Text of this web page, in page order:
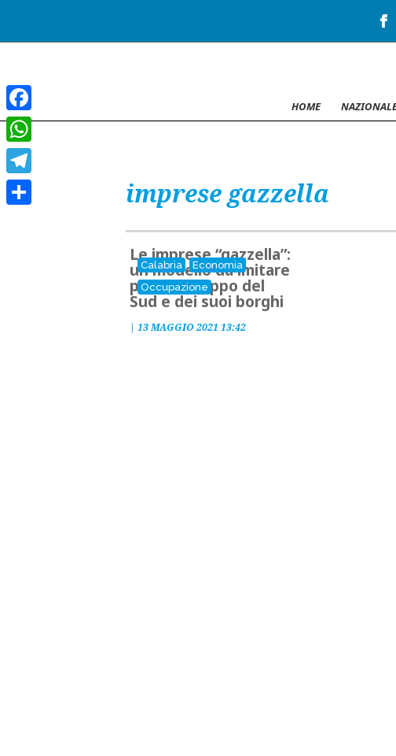
HOME
imprese gazzella
Calabria
Economia
Occupazione
Le imprese “gazzella”:
un modello da imitare
per lo sviluppo del
Sud e dei suoi borghi
| 13 MAGGIO 2021 13:42
Facebook
WhatsApp
Telegram